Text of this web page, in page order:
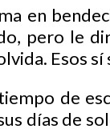
en
pero le
Esos
de
días de